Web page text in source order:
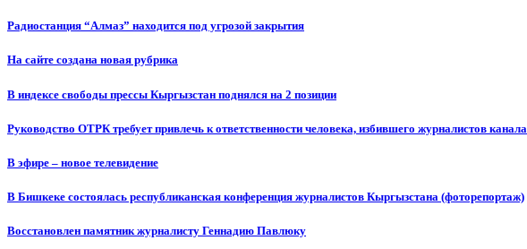
Радиостанция “Алмаз” находится под угрозой закрытия
На сайте создана новая рубрика
В индексе свободы прессы Кыргызстан поднялся на 2 позиции
Руководство ОТРК требует привлечь к ответственности человека, избившего журналистов канала
В эфире – новое телевидение
В Бишкеке состоялась республиканская конференция журналистов Кыргызстана (фоторепортаж)
Восстановлен памятник журналисту Геннадию Павлюку